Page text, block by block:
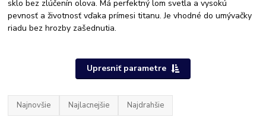
sklo bez zlúčenín olova. Má perfektný lom svetla a vysokú
pevnosť a životnosť vďaka prímesi titanu. Je vhodné do umývačky
riadu bez hrozby zašednutia.
Upresniť parametre
Najnovšie Najlacnejšie Najdrahšie